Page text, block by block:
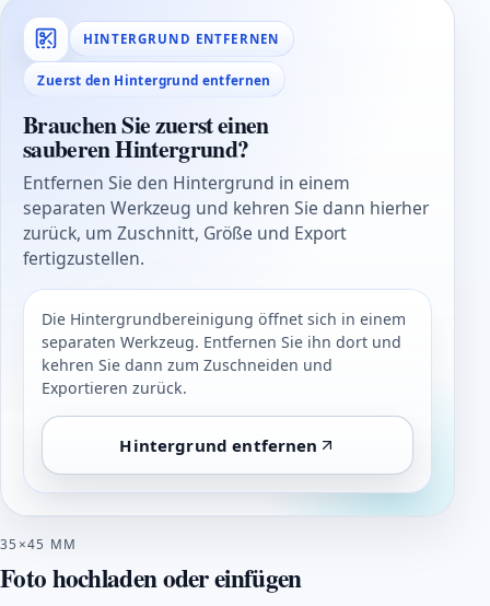
HINTERGRUND ENTFERNEN
Zuerst den Hintergrund entfernen
Brauchen Sie zuerst einen
sauberen Hintergrund?
Entfernen Sie den Hintergrund in einem
separaten Werkzeug und kehren Sie dann hierher
zurück, um Zuschnitt, Größe und Export
fertigzustellen.
Die Hintergrundbereinigung öffnet sich in einem
separaten Werkzeug. Entfernen Sie ihn dort und
kehren Sie dann zum Zuschneiden und
Exportieren zurück.
Hintergrund entfernen
35×45 MM
Foto hochladen oder einfügen